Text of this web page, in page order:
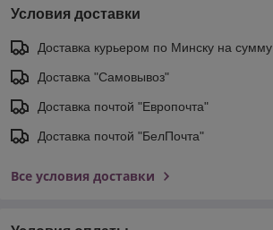
Условия доставки
Доставка курьером по Минску на
Доставка "Самовывоз"
Доставка почтой "Европочта"
Доставка почтой "БелПочта"
Все условия доставки